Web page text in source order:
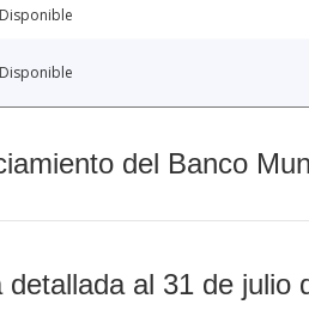
del Banco
al 31 de julio